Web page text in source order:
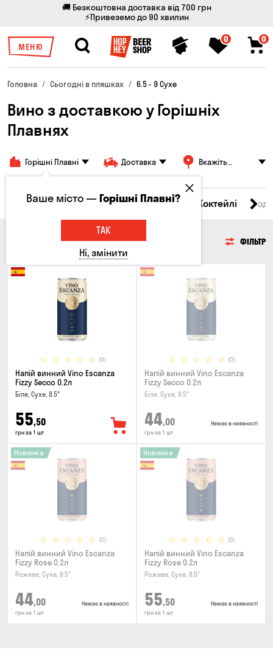
🚚 Безкоштовна доставка від 700 грн
⚡Привеземо до 90 хвилин
МЕНЮ
0 0
Головна Сьогодні в пляшках 6.5 - 9 Сухе
Вино з доставкою у Горішніх
Плавнях
Горішні Плавні Доставка
Вкажіть
товари Пиво Сидр Вино Віскі Коктейлі
ФІЛЬТР
(0)
Напій винний Vino Escanza
Fizzy Secco 0.2л
Біле, Сухе, 8.5°
55,50
грн за 1 шт
(0)
Напій винний Vino Escanza
Fizzy Secco 0.2л
Біле, Сухе, 8.5°
44,00
грн за 1 шт
Немає в наявності
(0)
Новинка
Напій винний Vino Escanza
Fizzy Rose 0.2л
Рожеве, Сухе, 8.5°
44,00
грн за 1 шт
Немає в наявності
(0)
Новинка
Напій винний Vino Escanza
Fizzy Rose 0.2л
Рожеве, Сухе, 8.5°
55,50
грн за 1 шт
Немає в наявності
Ваше місто —Горішні Плавні?
ТАК
Ні, змінити